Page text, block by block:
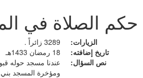
حكم الصلاة في
الزيارات:
3289 زائراً .
تاريخ إضافته:
18 رمضان 1433هـ
نص السؤال:
عندنا مسجد حوله
ومؤخرة المسجد